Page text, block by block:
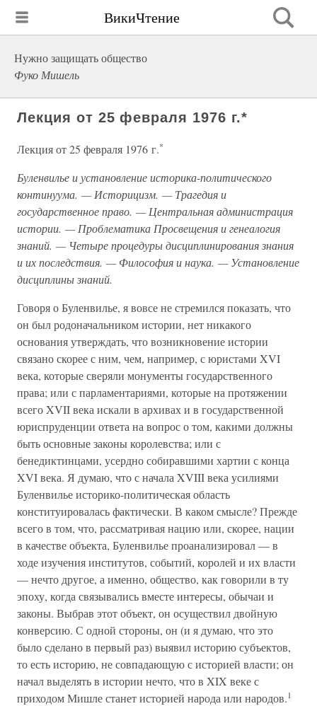
ВикиЧтение
Нужно защищать общество
Фуко Мишель
Лекция от 25 февраля 1976 г.*
Лекция от 25 февраля 1976 г.*
Буленвилье и установление историка-политического
континуума. — Историцизм. — Трагедия и
государственное право. — Центральная администрация
истории. — Проблематика Просвещения и генеалогия
знаний. — Четыре процедуры дисциплинирования знания
и их последствия. — Философия и наука. — Установление
дисциплины знаний.
Говоря о Буленвилье, я вовсе не стремился показать, что
он был родоначальником истории, нет никакого
основания утверждать, что возникновение истории
связано скорее с ним, чем, например, с юристами XVI
века, которые сверяли монументы государственного
права; или с парламентариями, которые на протяжении
всего XVII века искали в архивах и в государственной
юриспруденции ответа на вопрос о том, какими должны
быть основные законы королевства; или с
бенедиктинцами, усердно собиравшими хартии с конца
XVI века. Я думаю, что с начала XVIII века усилиями
Буленвилье историко-политическая область
конституировалась фактически. В каком смысле? Прежде
всего в том, что, рассматривая нацию или, скорее, нации
в качестве объекта, Буленвилье проанализировал — в
ходе изучения институтов, событий, королей и их власти
— нечто другое, а именно, общество, как говорили в ту
эпоху, когда связывались вместе интересы, обычаи и
законы. Выбрав этот объект, он осуществил двойную
конверсию. С одной стороны, он (и я думаю, что это
было сделано в первый раз) выявил историю субъектов,
то есть историю, не совпадающую с историей власти; он
начал выделять в истории нечто, что в XIX веке с
приходом Мишле станет историей народа или народов.1